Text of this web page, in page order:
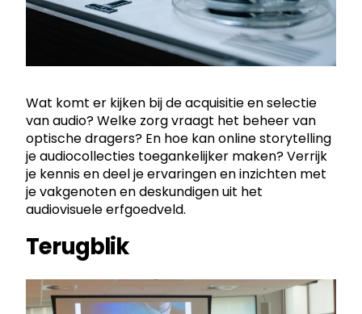
Wat komt er kijken bij de acquisitie en selectie
van audio? Welke zorg vraagt het beheer van
optische dragers? En hoe kan online storytelling
je audiocollecties toegankelijker maken? Verrijk
je kennis en deel je ervaringen en inzichten met
je vakgenoten en deskundigen uit het
audiovisuele erfgoedveld.
Terugblik